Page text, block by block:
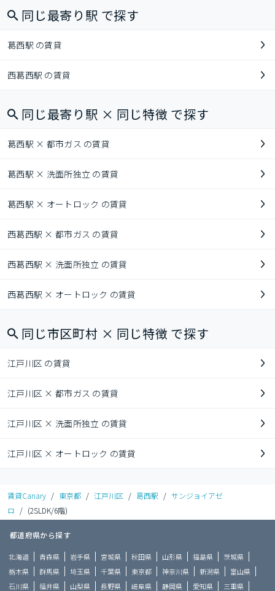
同じ最寄り駅 で探す
葛西駅 の賃貸
西葛西駅 の賃貸
同じ最寄り駅 × 同じ特徴 で探す
葛西駅 × 都市ガス の賃貸
葛西駅 × 洗面所独立 の賃貸
葛西駅 × オートロック の賃貸
西葛西駅 × 都市ガス の賃貸
西葛西駅 × 洗面所独立 の賃貸
西葛西駅 × オートロック の賃貸
同じ市区町村 × 同じ特徴 で探す
江戸川区 の賃貸
江戸川区 × 都市ガス の賃貸
江戸川区 × 洗面所独立 の賃貸
江戸川区 × オートロック の賃貸
賃貸Canary / 東京都 / 江戸川区 / 葛西駅 / サンジョイアゼ
ロ / (2SLDK/6階)
都道府県から探す
北海道 青森県 岩手県 宮城県 秋田県 山形県 福島県
茨城県
栃木県
群馬県 埼玉県 千葉県 東京都 神奈川県 新潟県
富山県
石川県
福井県 山梨県 長野県 岐阜県 静岡県 愛知県 三重県